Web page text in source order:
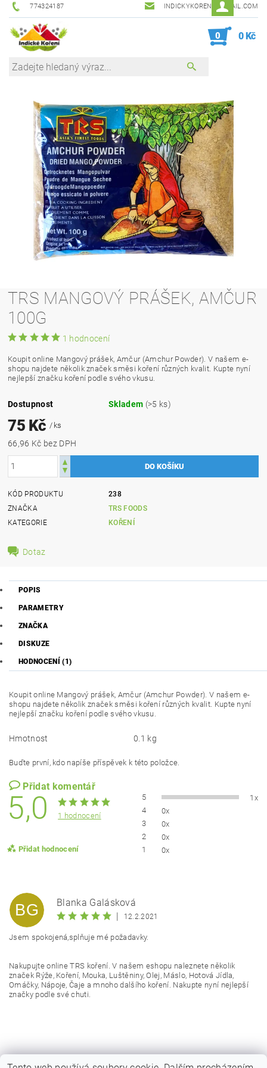
774324187 INDICKYKORENI@GMAIL.COM
0 0 Kč
TRS MANGOVÝ PRÁŠEK, AMČUR
100G
1 hodnocení
Koupit online Mangový prášek, Amčur (Amchur Powder). V našem e-
shopu najdete několik značek směsi koření různých kvalit. Kupte nyní
nejlepší značku koření podle svého vkusu.
Dostupnost Skladem (>5 ks)
75 Kč/ ks
66,96 Kč bez DPH
KÓD PRODUKTU
238
ZNAČKA
TRS FOODS
KATEGORIE
KOŘENÍ
Dotaz
POPIS
PARAMETRY
ZNAČKA
DISKUZE
HODNOCENÍ (1)
Koupit online Mangový prášek, Amčur (Amchur Powder). V našem e-
shopu najdete několik značek směsi koření různých kvalit. Kupte nyní
nejlepší značku koření podle svého vkusu.
Hmotnost 0.1 kg
Buďte první, kdo napíše příspěvek k této položce.
Přidat komentář
5,0 1 hodnocení
Přidat hodnocení
5
1x
4
0x
3
0x
2
0x
1
0x
BG
Blanka Galásková
|
12.2.2021
Jsem spokojená,splňuje mé požadavky.
Nakupujte online TRS koření. V našem eshopu naleznete několik
značek Rýže, Koření, Mouka, Luštěniny, Olej, Máslo, Hotová Jídla,
Omáčky, Nápoje, Čaje a mnoho dalšího koření. Nakupte nyní nejlepší
značky podle své chuti.